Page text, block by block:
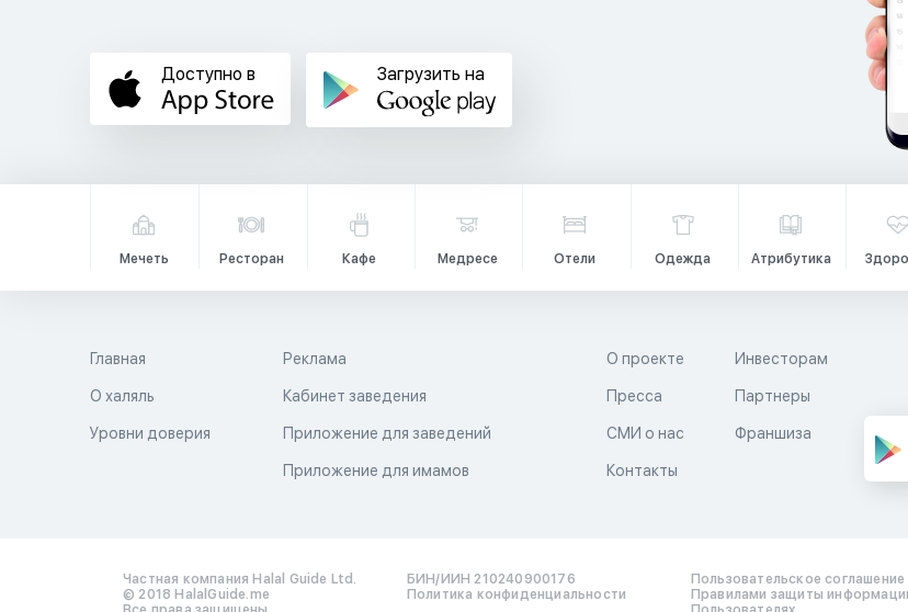
Доступно в Загрузить на
Мечеть Ресторан Кафе Медресе Отели Одежда Атрибутика
Главная
О халяль
Уровни доверия
Реклама
Кабинет заведения
Приложение для заведений
Приложение для имамов
О проекте
Пресса
СМИ о нас
Контакты
Инвесторам
Партнеры
Франшиза
Частная компания Halal Guide Ltd.
© 2018 HalalGuide.me
БИН/ИИН 210240900176
Политика конфиденциальности
Пользовательское соглашение
Правилами защиты